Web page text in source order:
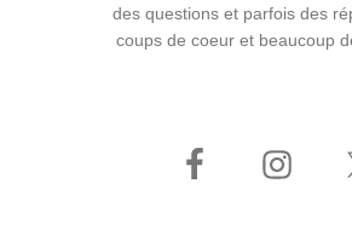
des questions et parfois des
coups de coeur et beaucoup